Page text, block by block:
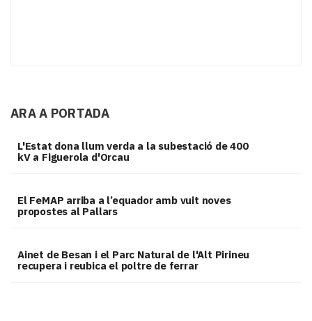
ARA A PORTADA
L'Estat dona llum verda a la subestació de 400
kV a Figuerola d'Orcau
El FeMAP arriba a l’equador amb vuit noves
propostes al Pallars
Ainet de Besan i el Parc Natural de l'Alt Pirineu
recupera i reubica el poltre de ferrar